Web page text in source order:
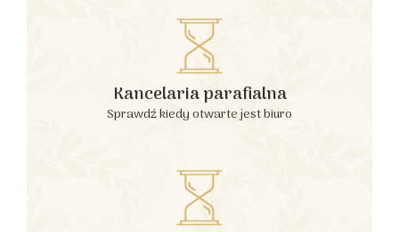
Kancelaria parafialna
Sprawdź kiedy otwarte jest biuro